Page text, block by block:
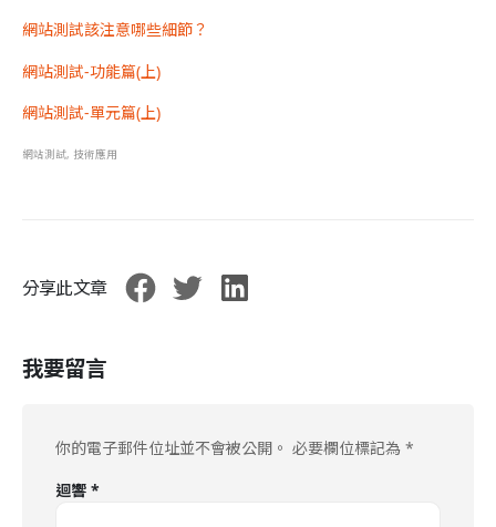
網站測試該注意哪些細節？
網站測試-功能篇(上)
網站測試-單元篇(上)
網站測試, 技術應用
分享此文章
我要留言
你的電子郵件位址並不會被公開。 必要欄位標記為 *
迴響 *